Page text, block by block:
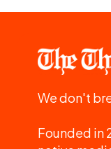
We don't
Founded in